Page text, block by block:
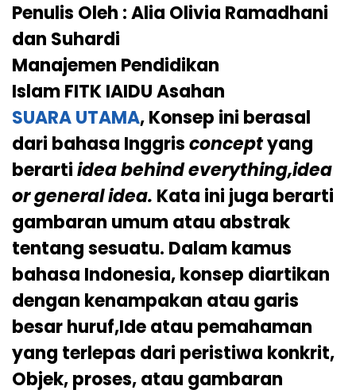
Penulis Oleh : Alia Olivia Ramadhani
dan Suhardi
Manajemen Pendidikan
Islam FITK IAIDU Asahan
SUARA UTAMA, Konsep ini berasal
dari bahasa Inggrisconceptyang
berartiidea behind everything,idea
or general idea. Kata ini juga berarti
gambaran umum atau abstrak
tentang sesuatu. Dalam kamus
bahasa Indonesia, konsep diartikan
dengan kenampakan atau garis
besar huruf,Ide atau pemahaman
yang terlepas dari peristiwa konkrit,
Objek, proses, atau gambaran